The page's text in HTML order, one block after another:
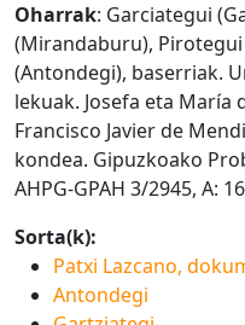
Oharrak: Garciategui
(Mirandaburu),
(Antondegi), baserriak.
lekuak. Josefa eta María
Francisco Javier de
kondea. Gipuzkoako
AHPG-GPAH 3/2945, A:
Sorta(k):
Patxi Lazcano,
Antondegi